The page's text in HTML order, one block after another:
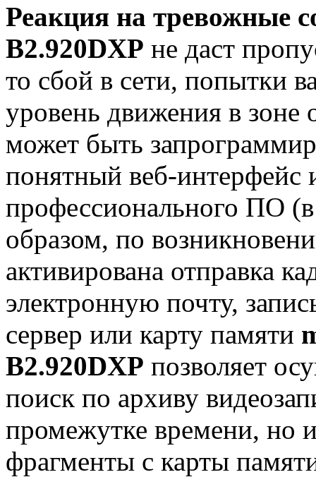
Реакция на тревожные
B2.920DXP не даст
то сбой в сети, попытки
уровень движения в зоне
может быть
понятный веб-
профессионального ПО
образом, по
активирована отправка
электронную почту,
сервер или карту памяти
B2.920DXP позволяет
поиск по архиву
промежутке времени, но
фрагменты с карты